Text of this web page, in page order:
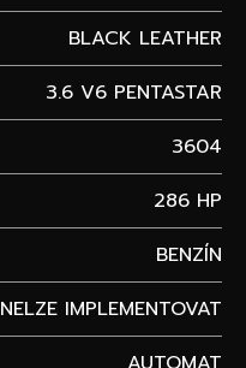
BLACK LEATHER
3.6 V6 PENTASTAR
3604
286 HP
BENZÍN
NELZE IMPLEMENTOVAT